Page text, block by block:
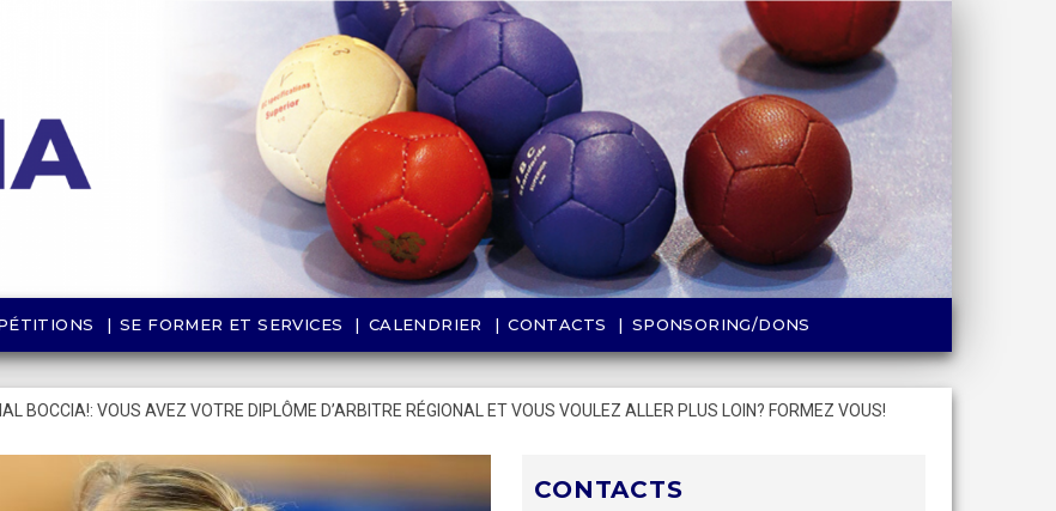
SE FORMER ET SERVICES CALENDRIER CONTACTS SPONSORING/DONS
BOCCIA!: VOUS AVEZ VOTRE DIPLÔME D’ARBITRE RÉGIONAL ET VOUS VOULEZ ALLER PLUS LOIN? FORMEZ VOUS!
CONTACTS